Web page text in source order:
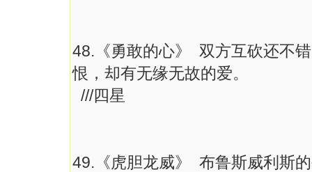
48.《勇敢的心》 双方互砍还不
恨，却有无缘无故的爱。
///四星
49.《虎胆龙威》 布鲁斯威利斯